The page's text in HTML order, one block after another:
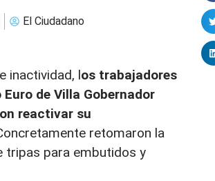
El Ciudadano
inactividad, los trabajadores
de Villa Gobernador
reactivar su
retomaron la
tripas para embutidos y